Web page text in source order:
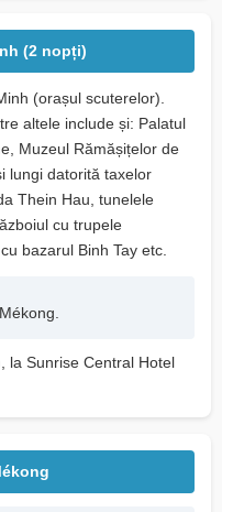
(2 nopți)
(orașul scuterelor).
altele include și: Palatul
Muzeul Rămășițelor de
lungi datorită taxelor
Thein Hau, tunelele
cu trupele
bazarul Binh Tay etc.
la Sunrise Central Hotel